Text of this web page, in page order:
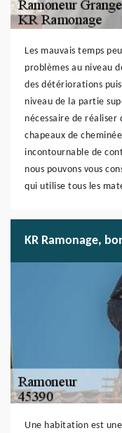
Les mauvais temps
problèmes au niveau
des détériorations
niveau de la partie
nécessaire de
chapeaux de
incontournable de
nous pouvons vous
qui utilise tous les
KR Ramonage,
Une habitation est